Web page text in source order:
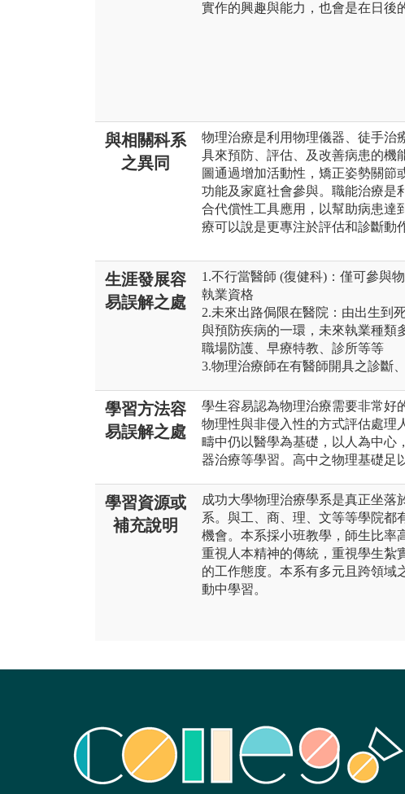
實作的興趣與能力，也會是在日後
與相關科系
之異同
物理治療是利用物理儀器、徒手治
具來預防、評估、及改善病患的機
圖通過增加活動性，矯正姿勢關節
功能及家庭社會參與。職能治療是
合代償性工具應用，以幫助病患達
療可以說是更專注於評估和診斷動
生涯發展容
易誤解之處
1.不行當醫師 (復健科)：僅可參與
執業資格
2.未來出路侷限在醫院：由出生到
與預防疾病的一環，未來執業種類
職場防護、早療特教、診所等等
3.物理治療師在有醫師開具之診斷
學習方法容
易誤解之處
學生容易認為物理治療需要非常好
物理性與非侵入性的方式評估處理
疇中仍以醫學為基礎，以人為中心
器治療等學習。高中之物理基礎足
學習資源或
補充說明
成功大學物理治療學系是真正坐落
系。與工、商、理、文等等學院都
機會。本系採小班教學，師生比率
重視人本精神的傳統，重視學生紮
的工作態度。本系有多元且跨領域
動中學習。